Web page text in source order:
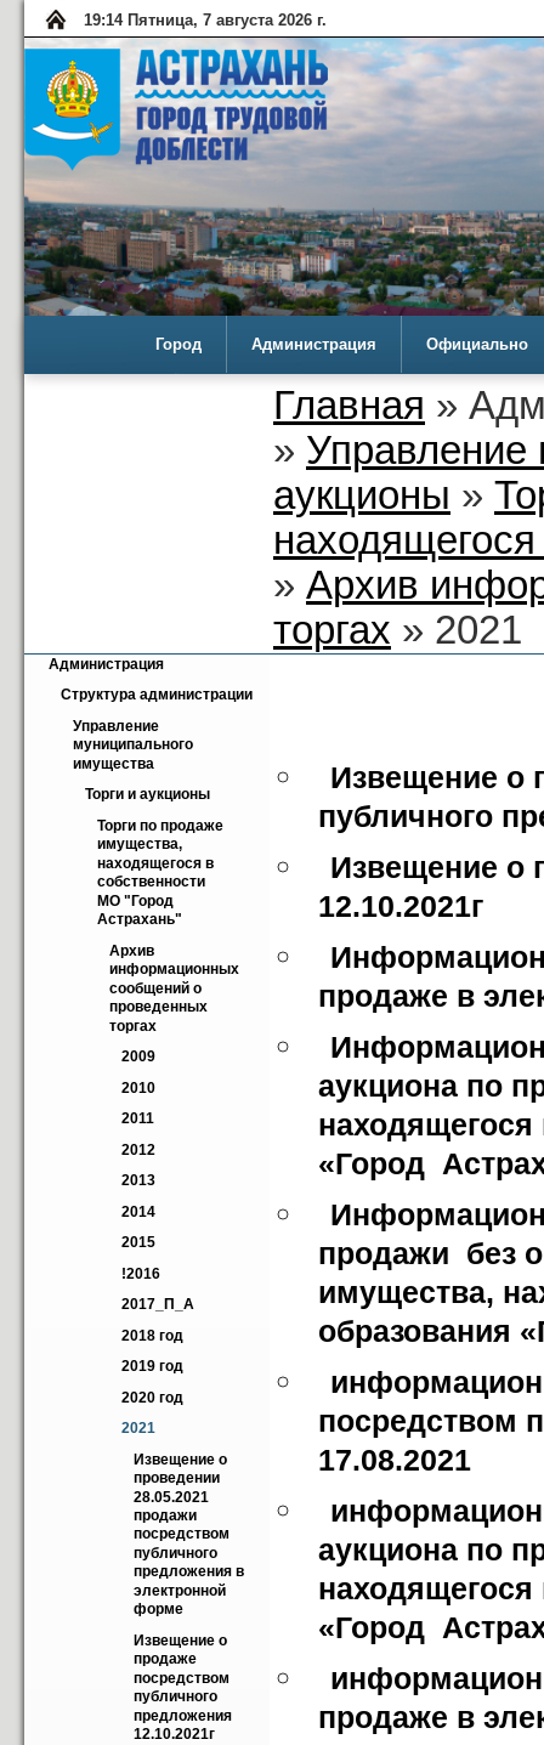
19:14 Пятница, 7 августа 2026 г.
Город Администрация Официально
Главная »
» Управление
аукционы »
» Архив
торгах » 2021
Администрация
Структура администрации
Управление
муниципального
имущества
Торги и аукционы
Торги по продаже
имущества,
находящегося в
собственности
МО "Город
Астрахань"
Архив
информационных
сообщений о
проведенных
торгах
2009
2010
2011
2012
2013
2014
2015
!2016
2017_П_А
2018 год
2019 год
2020 год
2021
Извещение о
проведении
28.05.2021
продажи
посредством
публичного
предложения в
электронной
форме
Извещение о
продаже
посредством
публичного
предложения
12.10.2021г
Извещение о
публичного
Извещение о
12.10.2021г
продаже в
аукциона по
находящегося
«Город
продажи  без
имущества,
образования
посредством
17.08.2021
аукциона по
находящегося
«Город
продаже в